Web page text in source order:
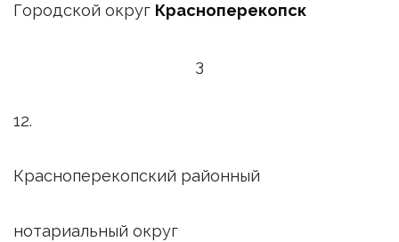
Городской округ Красноперекопск
3
12.
Красноперекопский районный
нотариальный округ